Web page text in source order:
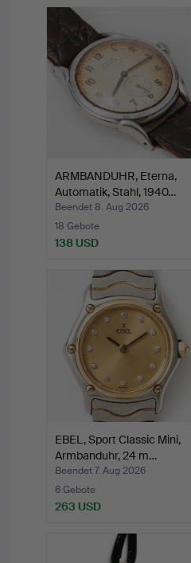
ARMBANDUHR, Eterna,
Automatik, Stahl, 1940…
Beendet 8. Aug 2026
18 Gebote
138 USD
EBEL, Sport Classic Mini,
Armbanduhr, 24 m…
Beendet 7. Aug 2026
6 Gebote
263 USD